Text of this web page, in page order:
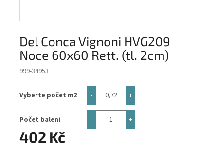
Del Conca Vignoni HVG209
Noce 60x60 Rett. (tl. 2cm)
999-34953
Vyberte počet m2
Počet baleni
402 Kč